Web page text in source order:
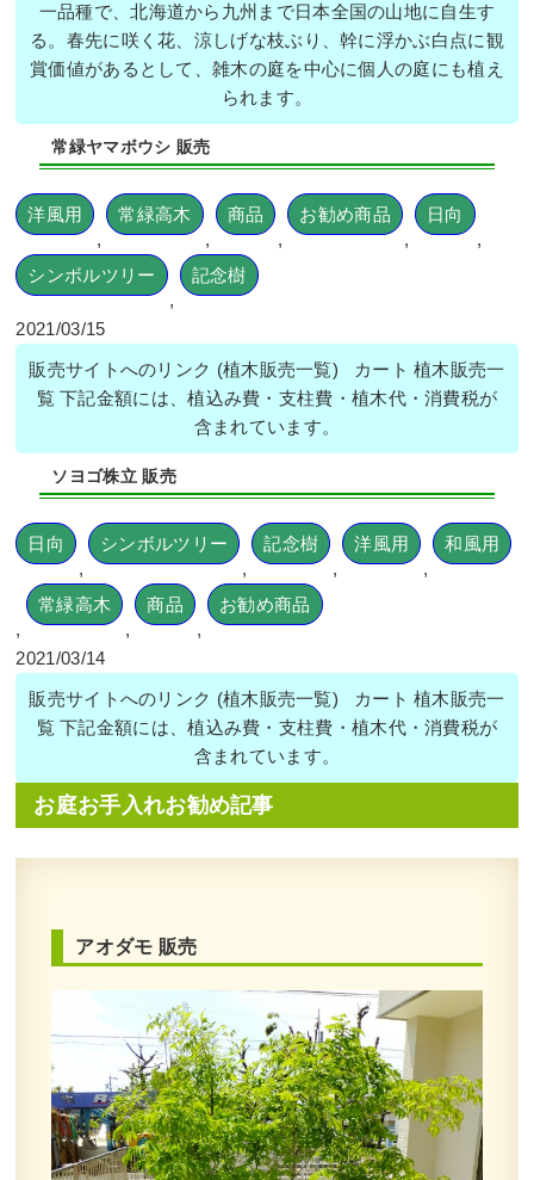
一品種で、北海道から九州まで日本全国の山地に自生す
る。春先に咲く花、涼しげな枝ぶり、幹に浮かぶ白点に観
賞価値があるとして、雑木の庭を中心に個人の庭にも植え
られます。
常緑ヤマボウシ 販売
洋風用
,
常緑高木
,
商品
,
お勧め商品
,
日向
,
シンボルツリー
,
記念樹
2021/03/15
販売サイトへのリンク (植木販売一覧) カート 植木販売一
覧 下記金額には、植込み費・支柱費・植木代・消費税が
含まれています。
ソヨゴ株立 販売
日向
,
シンボルツリー
,
記念樹
,
洋風用
,
和風用
,
常緑高木
,
商品
,
お勧め商品
2021/03/14
販売サイトへのリンク (植木販売一覧) カート 植木販売一
覧 下記金額には、植込み費・支柱費・植木代・消費税が
含まれています。
お庭お手入れお勧め記事
アオダモ 販売